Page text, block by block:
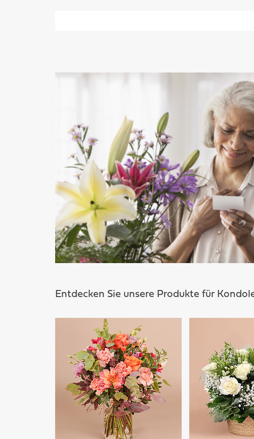
Entdecken Sie unsere Produkte für